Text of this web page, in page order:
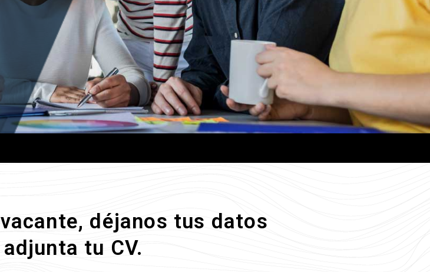
déjanos tus datos
tu CV.